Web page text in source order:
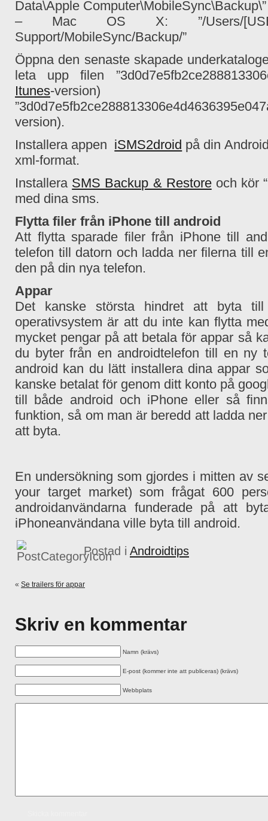
Data\Apple Computer\MobileSync\Backup\”
– Mac OS X: ”/Users/
Support/MobileSync/Backup/”
Öppna den senaste skapade
leta upp filen
Itunes-
version).
Installera appen iSMS2droid på din
xml-format.
Installera SMS Backup & Restoreoch kör
med dina sms.
Flytta filer från iPhone till android
Att flytta sparade filer från iPhone till
telefon till datorn och ladda ner filerna till
den på din nya telefon.
Appar
Det kanske största hindret att byta
operativsystem är att du inte kan flytta
mycket pengar på att betala för appar så
du byter från en androidtelefon till en ny
android kan du lätt installera dina appar
kanske betalat för genom ditt konto på
till både android och iPhone eller så
funktion, så om man är beredd att ladda
att byta.
En undersökning som gjordes i mitten av
your target market) som frågat 600
androidanvändarna funderade på att
iPhoneanvändana ville byta till android.
Postad i Androidtips
« Se trailers för appar
Skriv en kommentar
Namn (krävs)
E-post (kommer inte att publiceras) (krävs)
Webbplats